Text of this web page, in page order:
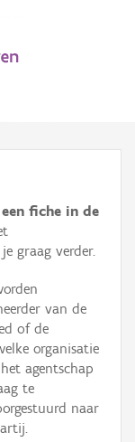
fiche in de
graag verder.
van de
of de
organisatie
agentschap
te
naar